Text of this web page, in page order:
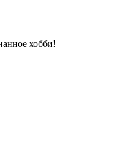
хобби!